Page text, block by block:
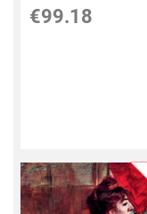
€99.18